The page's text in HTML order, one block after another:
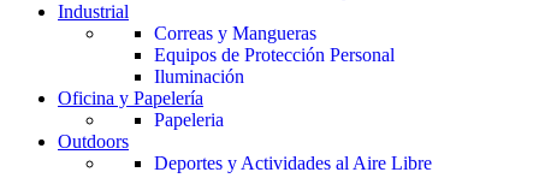
Industrial
Correas y Mangueras
Equipos de Protección Personal
Iluminación
Oficina y Papelería
Papeleria
Outdoors
Deportes y Actividades al Aire Libre